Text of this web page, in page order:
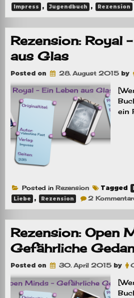
Impress , Jugendbuch , Rezension
Rezension: Royal
aus Glas
Posted on 28. August 2015 by
ein
Posted in Rezension Tagged
Liebe , Rezension 2
Rezension: Open
Gefährliche
Posted on 30. April 2015 by